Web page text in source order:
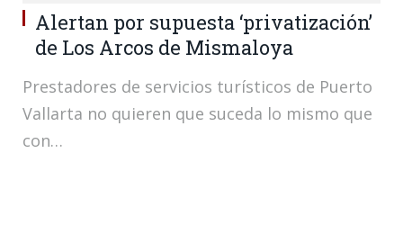
Alertan por supuesta ‘privatización’
de Los Arcos de Mismaloya
Prestadores de servicios turísticos de Puerto
Vallarta no quieren que suceda lo mismo que
con…